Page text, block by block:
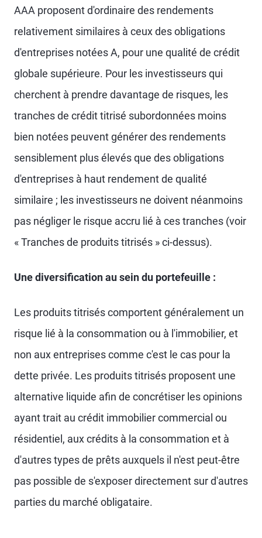
AAA proposent d'ordinaire des rendements
relativement similaires à ceux des obligations
d'entreprises notées A, pour une qualité de crédit
globale supérieure. Pour les investisseurs qui
cherchent à prendre davantage de risques, les
tranches de crédit titrisé subordonnées moins
bien notées peuvent générer des rendements
sensiblement plus élevés que des obligations
d'entreprises à haut rendement de qualité
similaire ; les investisseurs ne doivent néanmoins
pas négliger le risque accru lié à ces tranches (voir
« Tranches de produits titrisés » ci-dessus).
Une diversification au sein du portefeuille :
Les produits titrisés comportent généralement un
risque lié à la consommation ou à l'immobilier, et
non aux entreprises comme c'est le cas pour la
dette privée. Les produits titrisés proposent une
alternative liquide afin de concrétiser les opinions
ayant trait au crédit immobilier commercial ou
résidentiel, aux crédits à la consommation et à
d'autres types de prêts auxquels il n'est peut-être
pas possible de s'exposer directement sur d'autres
parties du marché obligataire.